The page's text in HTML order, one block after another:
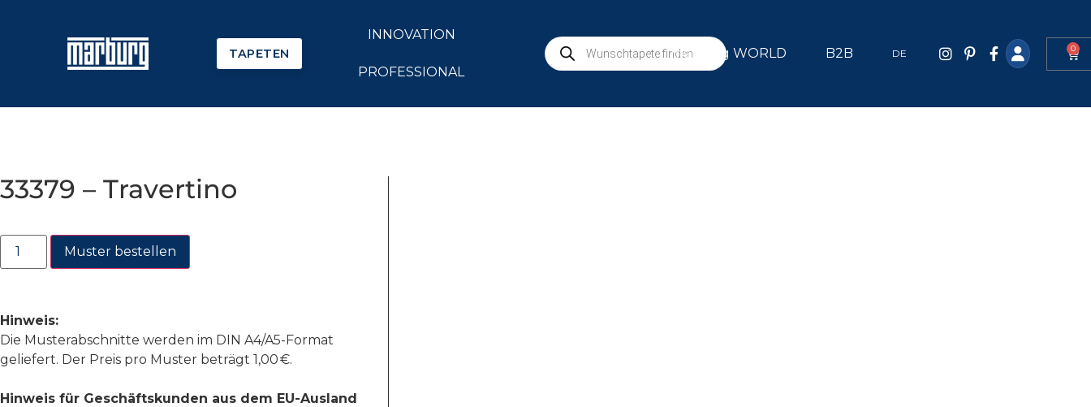
TAPETEN
INNOVATION
PROFESSIONAL
marburg WORLD B2B DE 0
33379 – Travertino
Muster bestellen
Hinweis:
Die Musterabschnitte werden im DIN A4/A5-Format
geliefert. Der Preis pro Muster beträgt 1,00 €.
Hinweis für Geschäftskunden aus dem EU-Ausland